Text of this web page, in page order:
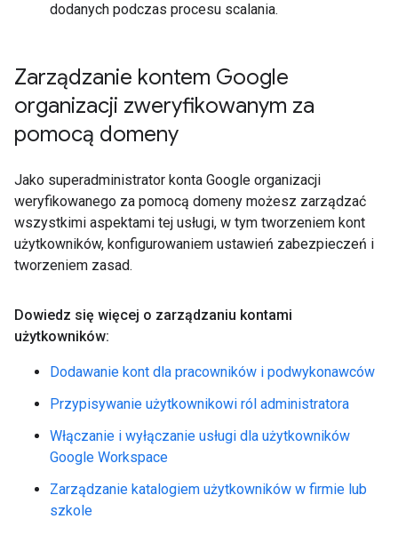
dodanych podczas procesu scalania.
Zarządzanie kontem Google
organizacji zweryfikowanym za
pomocą domeny
Jako superadministrator konta Google organizacji
weryfikowanego za pomocą domeny możesz zarządzać
wszystkimi aspektami tej usługi, w tym tworzeniem kont
użytkowników, konfigurowaniem ustawień zabezpieczeń i
tworzeniem zasad.
Dowiedz się więcej o zarządzaniu kontami
użytkowników:
Dodawanie kont dla pracowników i podwykonawców
Przypisywanie użytkownikowi ról administratora
Włączanie i wyłączanie usługi dla użytkowników
Google Workspace
Zarządzanie katalogiem użytkowników w firmie lub
szkole